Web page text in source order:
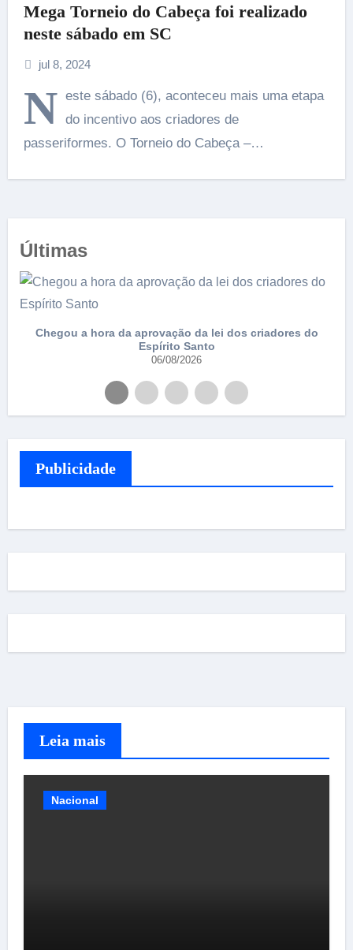
Mega Torneio do Cabeça foi realizado
neste sábado em SC
jul 8, 2024
N este sábado (6), aconteceu mais uma etapa
do incentivo aos criadores de
passeriformes. O Torneio do Cabeça –…
Últimas
Chegou a hora da aprovação da lei dos criadores do
Espírito Santo
06/08/2026
Publicidade
Leia mais
Nacional